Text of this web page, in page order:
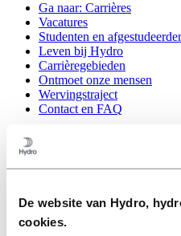
De website van Hydro,
cookies.
Ga naar: Carrières
Vacatures
Studenten en
Leven bij Hydro
Carrièregebieden
Ontmoet onze mensen
Wervingstraject
Contact en FAQ
Hydro in één oogopslag
Topics